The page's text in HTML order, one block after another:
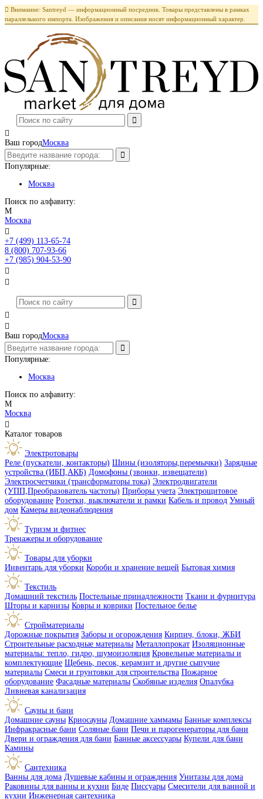
 Внимание: Santreyd — информационный посредник. Товары представлены в рамках
параллельного импорта. Изображения и описания носят информационный характер.

Ваш городМосква
Популярные:
Москва
Поиск по алфавиту:
М
Москва

+7 (499) 113-65-74
8 (800) 707-93-66
+7 (985) 904-53-90




Ваш городМосква
Популярные:
Москва
Поиск по алфавиту:
М
Москва

Каталог товаров
Электротовары
Реле (пускатели, контакторы) Шины (изоляторы,перемычки) Зарядные
устройства (ИБП,АКБ) Домофоны (звонки, извещатели)
Электросчетчики (трансформаторы тока) Электродвигатели
(УПП,Преобразователь частоты) Приборы учета Электрощитовое
оборудование Розетки, выключатели и рамки Кабель и провод Умный
дом Камеры видеонаблюдения
Туризм и фитнес
Тренажеры и оборудование
Товары для уборки
Инвентарь для уборки Короби и хранение вещей Бытовая химия
Текстиль
Домашний текстиль Постельные принадлежности Ткани и фурнитура
Шторы и карнизы Ковры и коврики Постельное белье
Стройматериалы
Дорожные покрытия Заборы и огорождения Кирпич, блоки, ЖБИ
Строительные расходные материалы Металлопрокат Изоляционные
материалы: тепло, гидро, шумоизоляция Кровельные материалы и
комплектующие Щебень, песок, керамзит и другие сыпучие
материалы Смеси и грунтовки для строительства Пожарное
оборудование Фасадные материалы Скобяные изделия Опалубка
Ливневая канализация
Сауны и бани
Домашние сауны Криосауны Домашние хаммамы Банные комплексы
Инфракрасные бани Соляные бани Печи и парогенераторы для бани
Двери и ограждения для бани Банные аксессуары Купели для бани
Камины
Сантехника
Ванны для дома Душевые кабины и ограждения Унитазы для дома
Раковины для ванны и кухни Биде Писсуары Смесители для ванной и
кухни Инженерная сантехника